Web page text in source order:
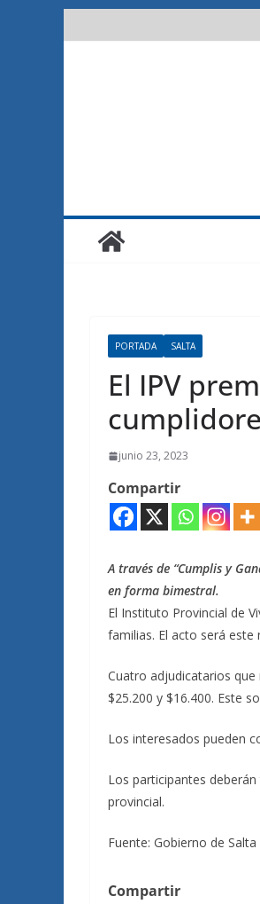
al
PORTADA SALTA
El IPV
junio 23, 2023
Compartir
A través de “Cumplis y
en forma bimestral.
El Instituto Provincial de
familias. El acto será este
Cuatro adjudicatarios
$25.200 y $16.400. Este
Los interesados pueden
Los participantes
provincial.
Fuente: Gobierno de Salta
Compartir